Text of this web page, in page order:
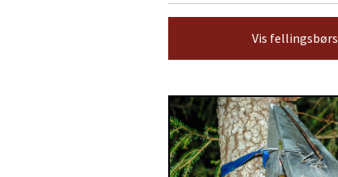
Vis fellingsbørs